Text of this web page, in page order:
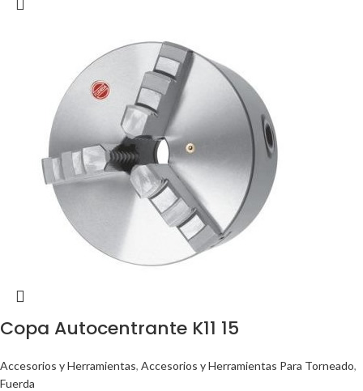
Copa Autocentrante K11 15
Accesorios y Herramientas, Accesorios y Herramientas Para Torneado,
Fuerda